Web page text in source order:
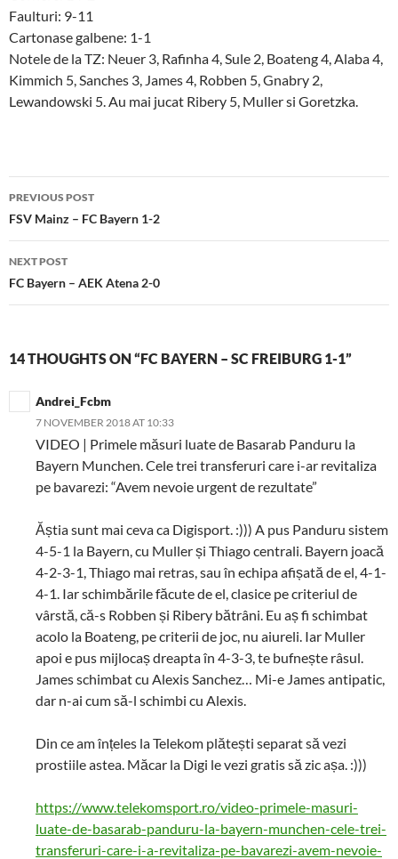
Faulturi: 9-11
Cartonase galbene: 1-1
Notele de la TZ: Neuer 3, Rafinha 4, Sule 2, Boateng 4, Alaba 4,
Kimmich 5, Sanches 3, James 4, Robben 5, Gnabry 2,
Lewandowski 5. Au mai jucat Ribery 5, Muller si Goretzka.
Post
navigation
PREVIOUS POST
FSV Mainz – FC Bayern 1-2
NEXT POST
FC Bayern – AEK Atena 2-0
14 THOUGHTS ON “FC BAYERN – SC FREIBURG 1-1”
Andrei_Fcbm
7 NOVEMBER 2018 AT 10:33
VIDEO | Primele măsuri luate de Basarab Panduru la
Bayern Munchen. Cele trei transferuri care i-ar revitaliza
pe bavarezi: “Avem nevoie urgent de rezultate”
Ăștia sunt mai ceva ca Digisport. :))) A pus Panduru sistem
4-5-1 la Bayern, cu Muller și Thiago centrali. Bayern joacă
4-2-3-1, Thiago mai retras, sau în echipa afișată de el, 4-1-
4-1. Iar schimbările făcute de el, clasice pe criteriul de
vârstă, că-s Robben și Ribery bătrâni. Eu aș fi schimbat
acolo la Boateng, pe criterii de joc, nu aiureli. Iar Muller
apoi e pus mijlocaș dreapta în 4-3-3, te bufnește râsul.
James schimbat cu Alexis Sanchez… Mi-e James antipatic,
dar n-ai cum să-l schimbi cu Alexis.
Din ce am înțeles la Telekom plătești separat să vezi
prostiile astea. Măcar la Digi le vezi gratis să zic așa. :)))
https://www.telekomsport.ro/video-primele-masuri-
luate-de-basarab-panduru-la-bayern-munchen-cele-trei-
transferuri-care-i-a-revitaliza-pe-bavarezi-avem-nevoie-